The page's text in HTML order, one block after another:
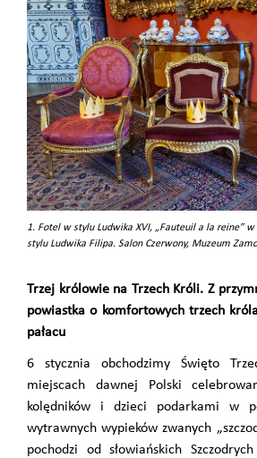
1. Fotel w stylu Ludwika XVI, „Fauteuil a la reine”
stylu Ludwika Filipa. Salon Czerwony, Muzeum
Trzej królowie na Trzech Króli. Z
powiastka o komfortowych trzech
pałacu
6 stycznia obchodzimy Święto
miejscach dawnej Polski
kolędników i dzieci podarkami w
wytrawnych wypieków zwanych
pochodzi od słowiańskich